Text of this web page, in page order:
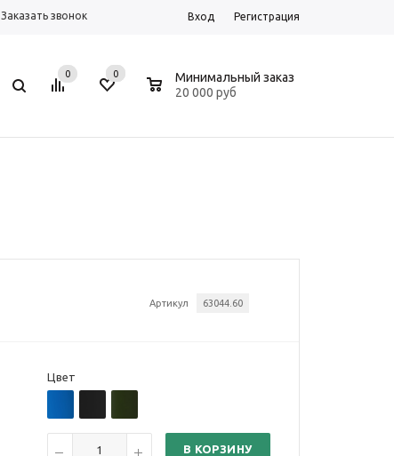
Заказать звонок Вход Регистрация
0 0
Минимальный заказ
20 000 руб
Артикул 63044.60
Цвет
В КОРЗИНУ